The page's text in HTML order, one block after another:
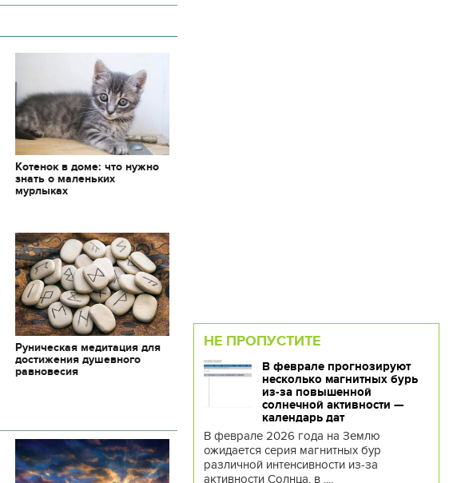
Котенок в доме: что нужно
знать о маленьких
мурлыках
Руническая медитация для
достижения душевного
равновесия
НЕ ПРОПУСТИТЕ
В феврале прогнозируют
несколько магнитных бурь
из-за повышенной
солнечной активности —
календарь дат
В феврале 2026 года на Землю
ожидается серия магнитных бур
различной интенсивности из-за
активности Солнца, в ....